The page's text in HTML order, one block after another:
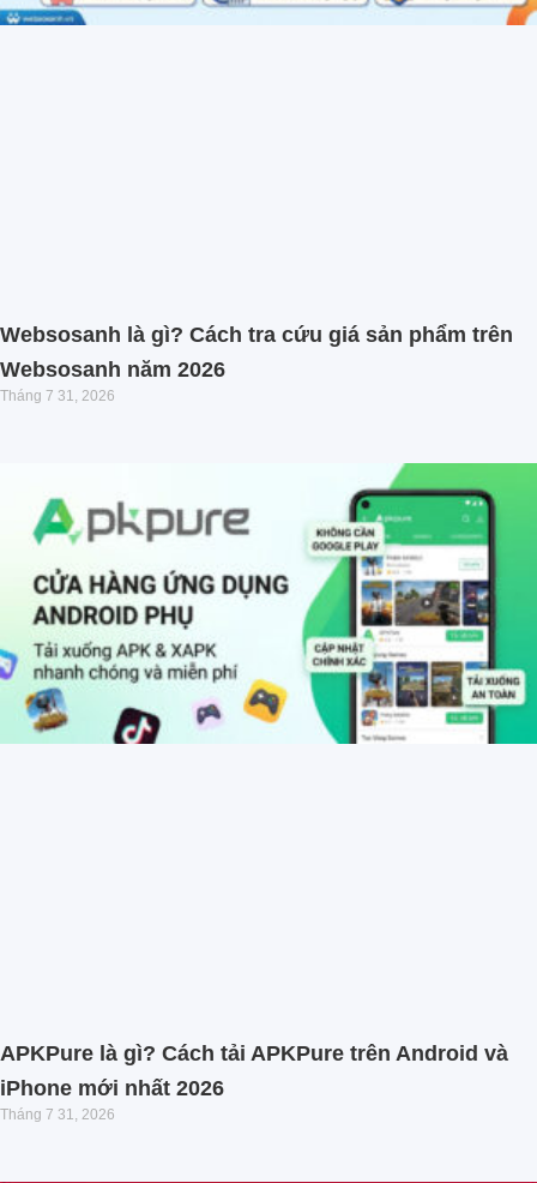
Websosanh là gì? Cách tra cứu giá sản phẩm trên
Websosanh năm 2026
Tháng 7 31, 2026
APKPure là gì? Cách tải APKPure trên Android và
iPhone mới nhất 2026
Tháng 7 31, 2026